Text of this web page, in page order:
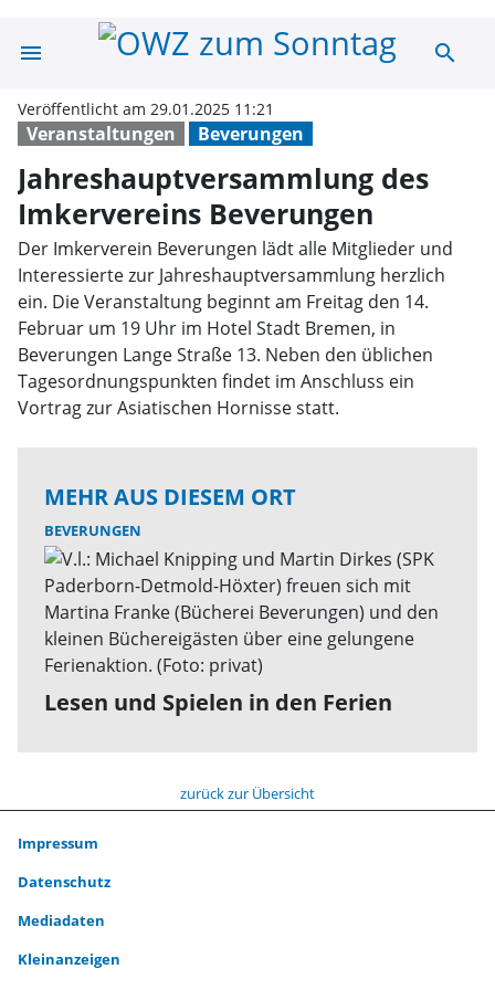
menu search
Veranstaltungen Beverungen
Veröffentlicht am 29.01.2025 11:21
Jahreshauptversammlung des
Imkervereins Beverungen
Der Imkerverein Beverungen lädt alle Mitglieder und
Interessierte zur Jahreshauptversammlung herzlich
ein. Die Veranstaltung beginnt am Freitag den 14.
Februar um 19 Uhr im Hotel Stadt Bremen, in
Beverungen Lange Straße 13. Neben den üblichen
Tagesordnungspunkten findet im Anschluss ein
Vortrag zur Asiatischen Hornisse statt.
MEHR AUS DIESEM ORT
BEVERUNGEN
Lesen und Spielen in den Ferien
zurück zur Übersicht
Impressum
Datenschutz
Mediadaten
Kleinanzeigen